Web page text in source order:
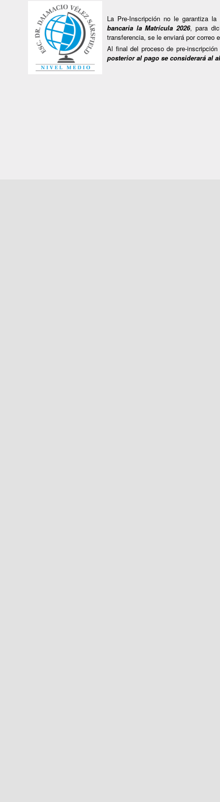
La Pre-Inscripción no le garantiza la
bancaria la Matrícula 2026, para
transferencia, se le enviará por correo
Al final del proceso de pre-
posterior al pago se considerará al